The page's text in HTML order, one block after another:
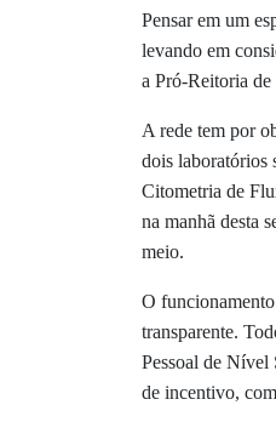
Pensar em um
levando em
a Pró-Reitoria
A rede tem por
dois laboratórios
Citometria de
na manhã desta
meio.
O
transparente.
Pessoal de Nível
de incentivo,